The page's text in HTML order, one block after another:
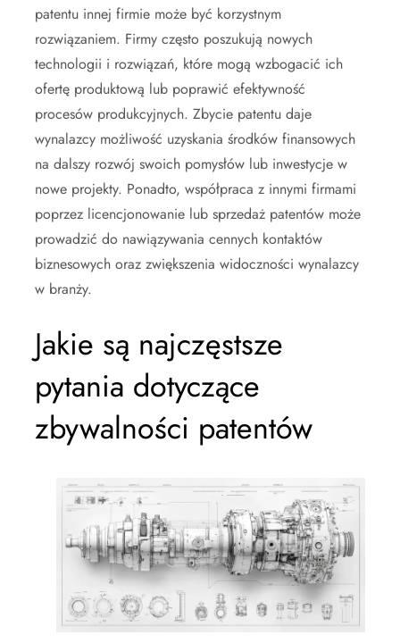
patentu innej firmie może być korzystnym
rozwiązaniem. Firmy często poszukują nowych
technologii i rozwiązań, które mogą wzbogacić ich
ofertę produktową lub poprawić efektywność
procesów produkcyjnych. Zbycie patentu daje
wynalazcy możliwość uzyskania środków finansowych
na dalszy rozwój swoich pomysłów lub inwestycje w
nowe projekty. Ponadto, współpraca z innymi firmami
poprzez licencjonowanie lub sprzedaż patentów może
prowadzić do nawiązywania cennych kontaktów
biznesowych oraz zwiększenia widoczności wynalazcy
w branży.
Jakie są najczęstsze
pytania dotyczące
zbywalności patentów